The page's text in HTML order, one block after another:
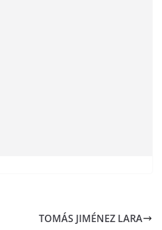
TOMÁS JIMÉNEZ LARA